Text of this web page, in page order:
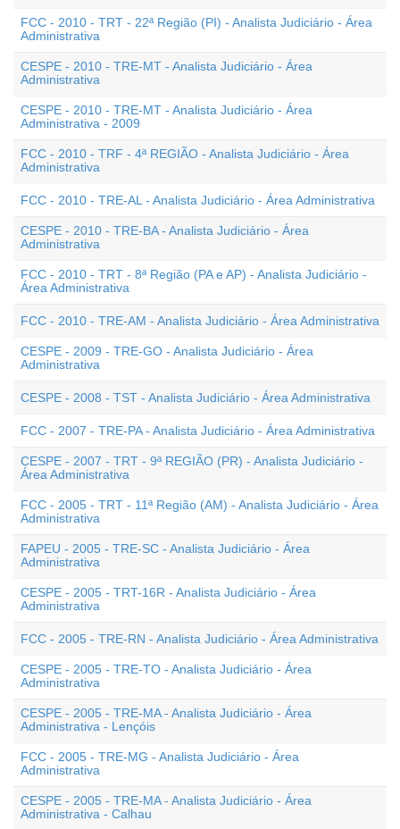
FCC - 2010 - TRT - 22ª Região (PI) - Analista Judiciário - Área
Administrativa
CESPE - 2010 - TRE-MT - Analista Judiciário - Área
Administrativa
CESPE - 2010 - TRE-MT - Analista Judiciário - Área
Administrativa - 2009
FCC - 2010 - TRF - 4ª REGIÃO - Analista Judiciário - Área
Administrativa
FCC - 2010 - TRE-AL - Analista Judiciário - Área Administrativa
CESPE - 2010 - TRE-BA - Analista Judiciário - Área
Administrativa
FCC - 2010 - TRT - 8ª Região (PA e AP) - Analista Judiciário -
Área Administrativa
FCC - 2010 - TRE-AM - Analista Judiciário - Área Administrativa
CESPE - 2009 - TRE-GO - Analista Judiciário - Área
Administrativa
CESPE - 2008 - TST - Analista Judiciário - Área Administrativa
FCC - 2007 - TRE-PA - Analista Judiciário - Área Administrativa
CESPE - 2007 - TRT - 9ª REGIÃO (PR) - Analista Judiciário -
Área Administrativa
FCC - 2005 - TRT - 11ª Região (AM) - Analista Judiciário - Área
Administrativa
FAPEU - 2005 - TRE-SC - Analista Judiciário - Área
Administrativa
CESPE - 2005 - TRT-16R - Analista Judiciário - Área
Administrativa
FCC - 2005 - TRE-RN - Analista Judiciário - Área Administrativa
CESPE - 2005 - TRE-TO - Analista Judiciário - Área
Administrativa
CESPE - 2005 - TRE-MA - Analista Judiciário - Área
Administrativa - Lençóis
FCC - 2005 - TRE-MG - Analista Judiciário - Área
Administrativa
CESPE - 2005 - TRE-MA - Analista Judiciário - Área
Administrativa - Calhau